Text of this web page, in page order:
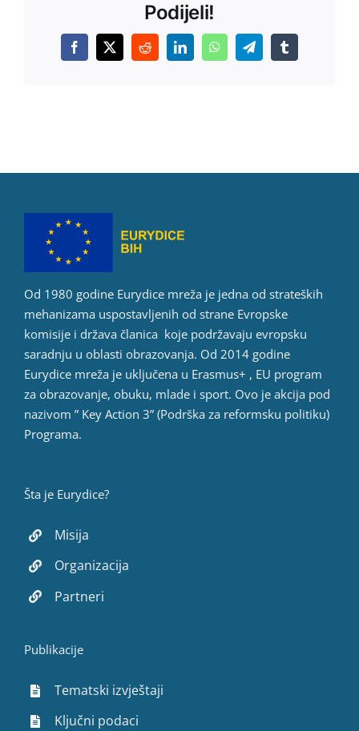
Podijeli!
Facebook
X RedditLinkedInWhatsAppTelegramTumblr
Od 1980 godine Eurydice mreža je jedna od strateških
mehanizama uspostavljenih od strane Evropske
komisije i država članica koje podržavaju evropsku
saradnju u oblasti obrazovanja. Od 2014 godine
Eurydice mreža je uključena u Erasmus+ , EU program
za obrazovanje, obuku, mlade i sport. Ovo je akcija pod
nazivom ” Key Action 3” (Podrška za reformsku politiku)
Programa.
Šta je Eurydice?
Misija
Organizacija
Partneri
Publikacije
Tematski izvještaji
Ključni podaci